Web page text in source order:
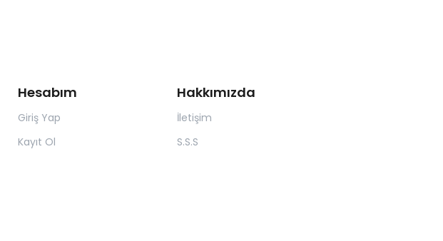
Hesabım
Giriş Yap
Kayıt Ol
Hakkımızda
İletişim
S.S.S